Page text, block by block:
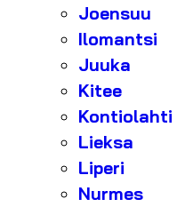
Joensuu
Ilomantsi
Juuka
Kitee
Kontiolahti
Lieksa
Liperi
Nurmes